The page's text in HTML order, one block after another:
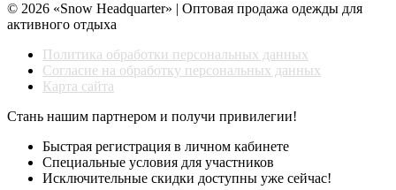
© 2026 «Snow Headquarter» | Оптовая продажа одежды для
активного отдыха
Политика обработки персональных данных
Согласие на обработку персональных данных
Карта сайта
Стань нашим партнером и получи привилегии!
Быстрая регистрация в личном кабинете
Специальные условия для участников
Исключительные скидки доступны уже сейчас!